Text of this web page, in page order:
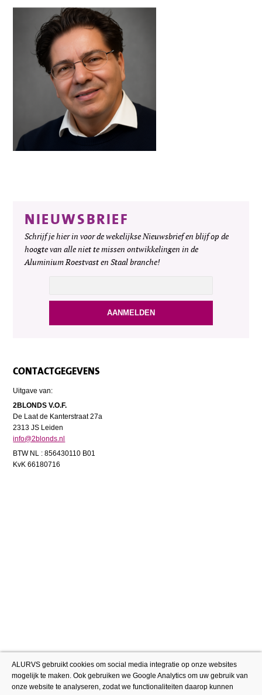
NIEUWSBRIEF
Schrijf je hier in voor de wekelijkse Nieuwsbrief en blijf op de
hoogte van alle niet te missen ontwikkelingen in de
Aluminium Roestvast en Staal branche!
CONTACTGEGEVENS
Uitgave van:
2BLONDS V.O.F.
De Laat de Kanterstraat 27a
2313 JS Leiden
info@2blonds.nl
BTW NL : 856430110 B01
KvK 66180716
ALURVS gebruikt cookies om social media integratie op onze websites
mogelijk te maken. Ook gebruiken we Google Analytics om uw gebruik van
onze website te analyseren, zodat we functionaliteiten daarop kunnen